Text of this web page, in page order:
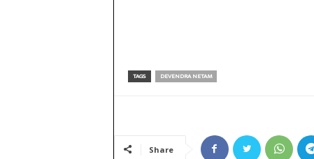
TAGS DEVENDRA NETAM
Share